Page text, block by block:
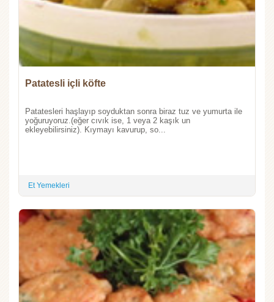
Patatesli içli köfte
Patatesleri haşlayıp soyduktan sonra biraz tuz ve yumurta ile
yoğuruyoruz.(eğer cıvık ise, 1 veya 2 kaşık un
ekleyebilirsiniz). Kıymayı kavurup, so...
Et Yemekleri